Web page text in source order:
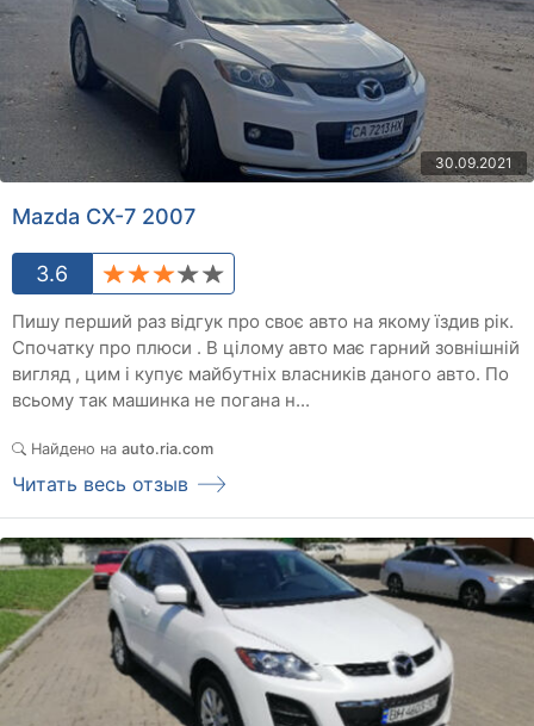
30.09.2021
Mazda CX-7 2007
3.6
Пишу перший раз відгук про своє авто на якому їздив рік.
Спочатку про плюси . В цілому авто має гарний зовнішній
вигляд , цим і купує майбутніх власників даного авто. По
всьому так машинка не погана н...
Найдено на auto.ria.com
Читать весь отзыв